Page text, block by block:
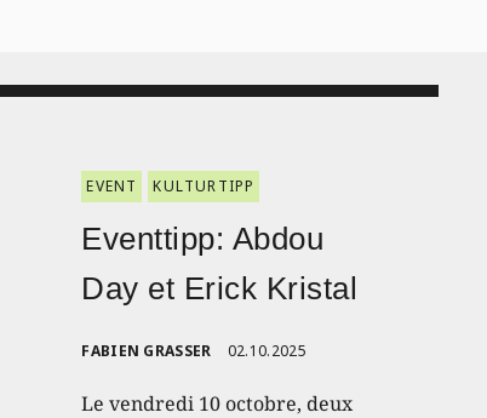
EVENT KULTURTIPP
Eventtipp: Abdou
Day et Erick Kristal
FABIEN GRASSER 02.10.2025
Le vendredi 10 octobre, deux